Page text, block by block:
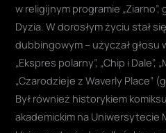
w religijnym programie
Dyzia. W dorosłym życiu stał
dubbingowym – użyczał głosu
„Ekspres polarny”, „Chip i Dale”,
„Czarodzieje z Waverly Place”
Był również historykiem
akademickim na Uniwersytecie